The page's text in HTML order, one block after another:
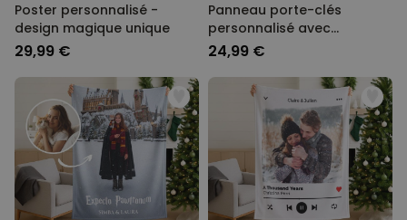
Poster personnalisé -
design magique unique
29,99 €
Panneau porte-clés
personnalisé avec
symboles et noms
24,99 €